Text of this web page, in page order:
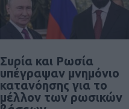
Συρία και Ρωσία
υπέγραψαν μνημόνιο
κατανόησης για το
μέλλον των ρωσικών